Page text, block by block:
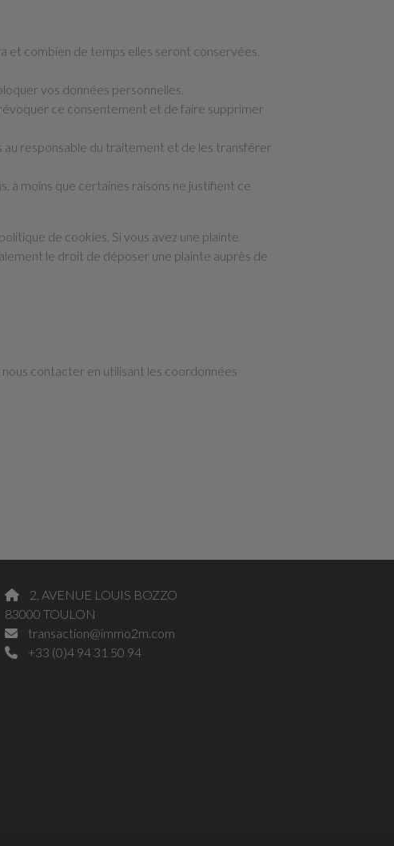
et combien de temps elles seront conservées.
vos données personnelles.
ce consentement et de faire supprimer
responsable du traitement et de les transférer
à moins que certaines raisons ne justifient ce
de cookies. Si vous avez une plainte
le droit de déposer une plainte auprès de
contacter en utilisant les coordonnées
2, AVENUE LOUIS BOZZO
83000 TOULON
transaction@immo2m.com
+33 (0)4 94 31 50 94